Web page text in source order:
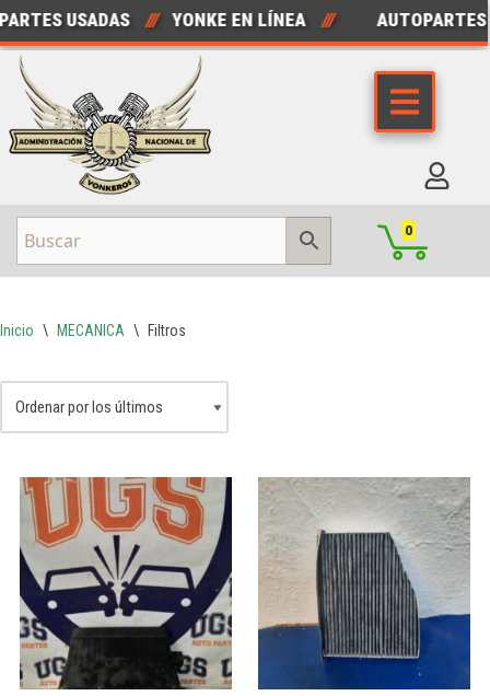
Saltar
al
contenido
USADAS /// YONKE EN LÍNEA /// AUTOPARTES
0
Inicio \ MECANICA \ Filtros